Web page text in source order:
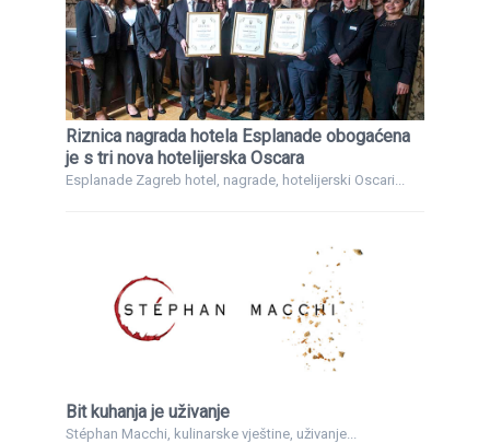
Riznica nagrada hotela Esplanade obogaćena
je s tri nova hotelijerska Oscara
Esplanade Zagreb hotel, nagrade, hotelijerski Oscari...
Bit kuhanja je uživanje
Stéphan Macchi, kulinarske vještine, uživanje...